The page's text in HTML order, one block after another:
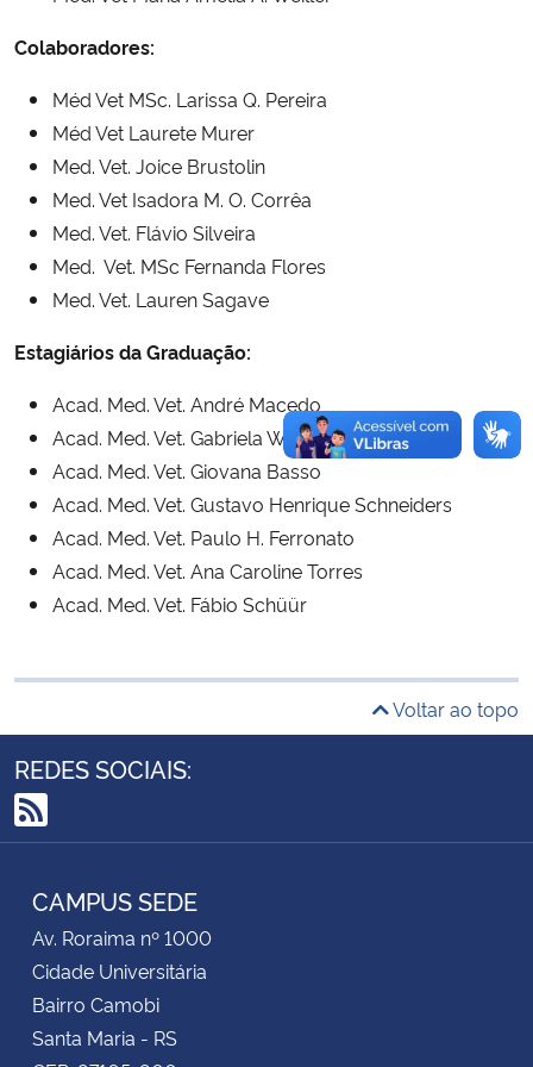
Ministério de Minas e Energia
Ministério da Ciência, Tecnologia, Inovações e Comunicações
Ministério do Meio Ambiente
Ministério do Desenvolvimento Regional
Controladoria-Geral da União
Advocacia-Geral da União
Banco Central do Brasil
Planalto
Colaboradores:
Méd Vet MSc. Larissa Q. Pereira
Méd Vet Laurete Murer
Med. Vet. Joice Brustolin
Med. Vet Isadora M. O. Corrêa
Med. Vet. Flávio Silveira
Med. Vet. MSc Fernanda Flores
Med. Vet. Lauren Sagave
Estagiários da Graduação:
Acad. Med. Vet. André Macedo
Acad. Med. Vet. Gabriela Werle
Acad. Med. Vet. Giovana Basso
Acad. Med. Vet. Gustavo Henrique Schneiders
Acad. Med. Vet. Paulo H. Ferronato
Acad. Med. Vet. Ana Caroline Torres
Acad. Med. Vet. Fábio Schüür
Voltar ao topo
REDES SOCIAIS:
RSS
CAMPUS SEDE
Av. Roraima nº 1000
Cidade Universitária
Bairro Camobi
Santa Maria - RS